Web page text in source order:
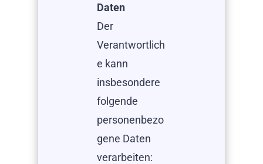
Daten
Der
Verantwortlich
e kann
insbesondere
folgende
personenbezo
gene Daten
verarbeiten: